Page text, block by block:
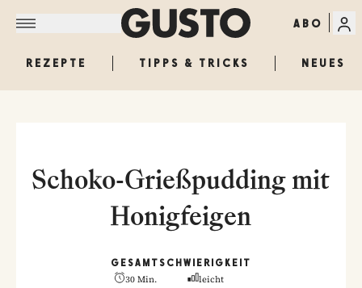
ABO
REZEPTE TIPPS & TRICKS NEUES
Schoko-Grießpudding mit
Honigfeigen
GESAMT
30 Min.
SCHWIERIGKEIT
leicht